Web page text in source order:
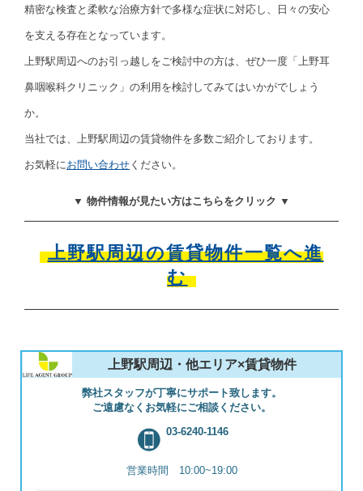
精密な検査と柔軟な治療方針で多様な症状に対応し、日々の安心
を支える存在となっています。
上野駅周辺へのお引っ越しをご検討中の方は、ぜひ一度「上野耳
鼻咽喉科クリニック」の利用を検討してみてはいかがでしょう
か。
当社では、上野駅周辺の賃貸物件を多数ご紹介しております。
お気軽に お問い合わせ ください。
▼ 物件情報が見たい方はこちらをクリック ▼
上野駅周辺の賃貸物件一覧へ進
む
上野駅周辺・他エリア×賃貸物件
弊社スタッフが丁寧にサポート致します。
ご遠慮なくお気軽にご相談ください。
03-6240-1146
営業時間 10:00~19:00